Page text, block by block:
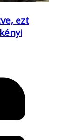
ezt